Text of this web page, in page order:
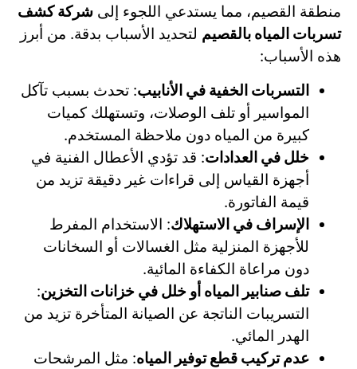
منطقة القصيم، مما يستدعي اللجوء إلى شركة كشف
تسربات المياه بالقصيم لتحديد الأسباب بدقة. من أبرز
هذه الأسباب:
التسربات الخفية في الأنابيب: تحدث بسبب تآكل
المواسير أو تلف الوصلات، وتستهلك كميات
كبيرة من المياه دون ملاحظة المستخدم.
خلل في العدادات: قد تؤدي الأعطال الفنية في
أجهزة القياس إلى قراءات غير دقيقة تزيد من
قيمة الفاتورة.
الإسراف في الاستهلاك: الاستخدام المفرط
للأجهزة المنزلية مثل الغسالات أو السخانات
دون مراعاة الكفاءة المائية.
تلف صنابير المياه أو خلل في خزانات التخزين:
التسريبات الناتجة عن الصيانة المتأخرة تزيد من
الهدر المائي.
عدم تركيب قطع توفير المياه: مثل المرشحات